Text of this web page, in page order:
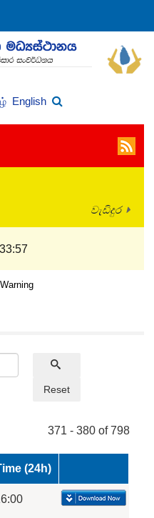
English
වැඩිදුර
Reset
371 - 380 of 798
(24h)